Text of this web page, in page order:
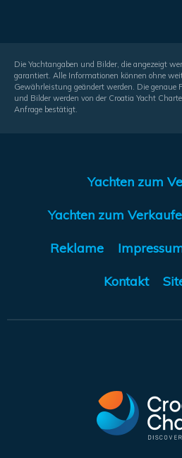
Die Yachtangaben und Bilder, die angezeigt
garantiert. Alle Informationen können ohne
Gewährleistung geändert werden. Die genaue
und Bilder werden von der Croatia Yacht
Anfrage bestätigt.
Yachten zum
Yachten zum
Reklame
Kontakt